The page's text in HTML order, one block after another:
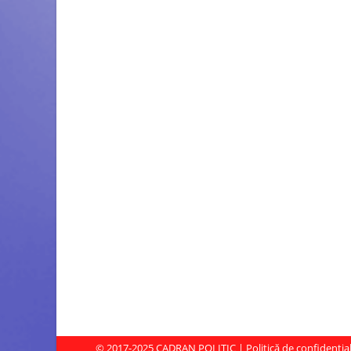
© 2017-2025CADRAN POLITIC | Politică de